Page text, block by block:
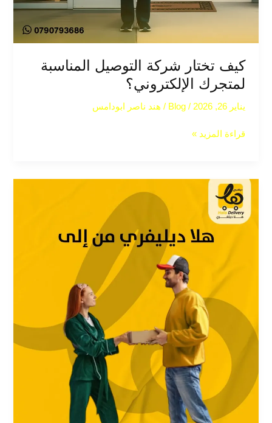
كيف تختار شركة التوصيل المناسبة
لمتجرك الإلكتروني؟
يناير 26, 2026 /
Blog
/ هند ناصر ابودامس
قراءة المزيد »
أفضل
شركة
توصيل
دليفري